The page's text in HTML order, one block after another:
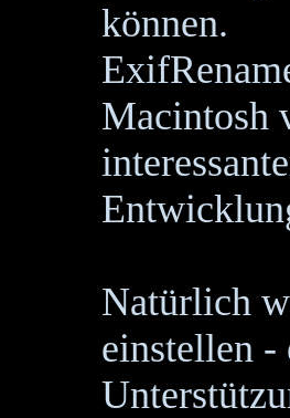
können.
Macintosh
Natürlich
einstellen -